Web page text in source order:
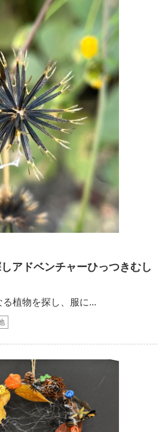
アドベンチャーひっつきむし
植物を探し、服に...